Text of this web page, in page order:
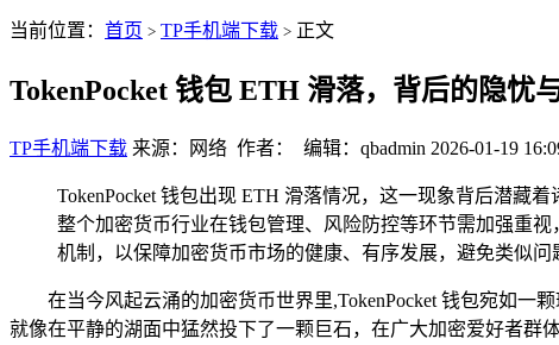
当前位置： 首页 > TP手机端下载 > 正文
TokenPocket 钱包 ETH 滑落，背后的隐忧
TP手机端下载 来源：网络 作者： 编辑：qbadmin 2026-01-19
TokenPocket 钱包出现 ETH 滑落情况，这一现象背后潜藏
整个加密货币行业在钱包管理、风险防控等环节需加强重
机制，以保障加密货币市场的健康、有序发展，避免类似问
在当今风起云涌的加密货币世界里,TokenPocket 钱包宛如一
就像在平静的湖面中猛然投下了一颗巨石，在广大加密爱好者群